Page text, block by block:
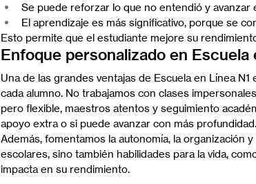
Se puede reforzar lo que no entendió y avanzar
El aprendizaje es más significativo, porque se
Esto permite que el estudiante mejore su
Enfoque personalizado en Escuela
Una de las grandes ventajas de Escuela en Línea
cada alumno. No trabajamos con clases
pero flexible, maestros atentos y seguimiento
apoyo extra o si puede avanzar con más profundidad.
Además, fomentamos la autonomía, la organización
escolares, sino también habilidades para la vida,
impacta en su rendimiento.